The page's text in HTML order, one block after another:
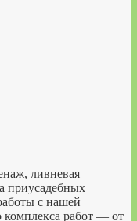
ливневая
приусадебных
с нашей
комплекса работ — от